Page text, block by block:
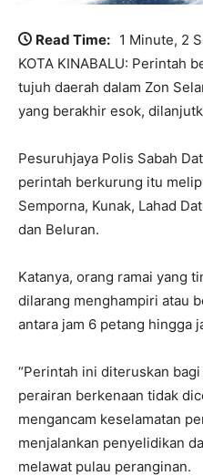
Read Time: 1 Minute, 2
KOTA KINABALU: Perintah
tujuh daerah dalam Zon
yang berakhir esok,
Pesuruhjaya Polis Sabah
perintah berkurung itu
Semporna, Kunak, Lahad
dan Beluran.
Katanya, orang ramai yang
dilarang menghampiri atau
antara jam 6 petang hingga
“Perintah ini diteruskan
perairan berkenaan tidak
mengancam keselamatan
menjalankan penyelidikan
melawat pulau peranginan.